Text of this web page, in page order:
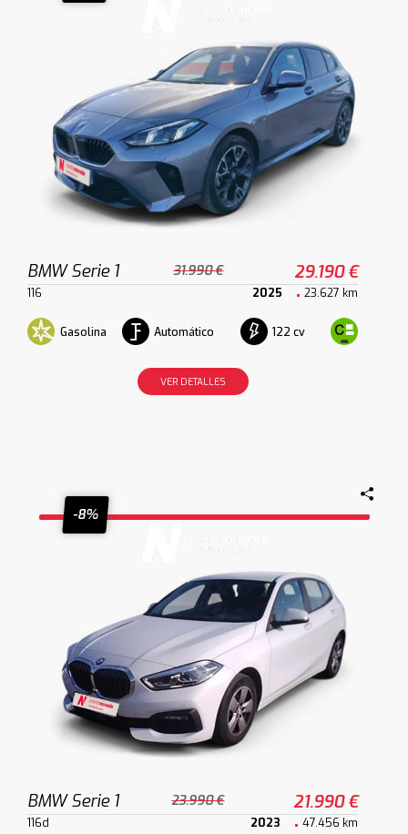
BMW Serie 1 31.990 € 29.190 €
116 2025 23.627 km
Gasolina Automático 122 cv
VER DETALLES
-8%
BMW Serie 1 23.990 € 21.990 €
116d 2023 47.456 km